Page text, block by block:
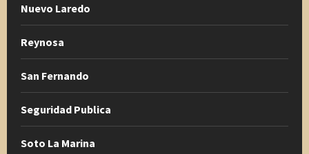
Nuevo Laredo
Reynosa
San Fernando
Seguridad Publica
Soto La Marina